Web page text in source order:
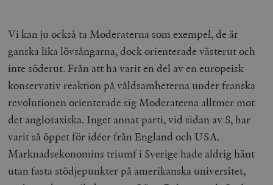
Vi kan ju också ta Moderaterna som exempel, de är
ganska lika lövsångarna, dock orienterade västerut och
inte söderut. Från att ha varit en del av en europeisk
konservativ reaktion på våldsamheterna under franska
revolutionen orienterade sig Moderaterna alltmer mot
det anglosaxiska. Inget annat parti, vid sidan av S, har
varit så öppet för idéer från England och USA.
Marknadsekonomins triumf i Sverige hade aldrig hänt
utan fasta stödjepunkter på amerikanska universitet,